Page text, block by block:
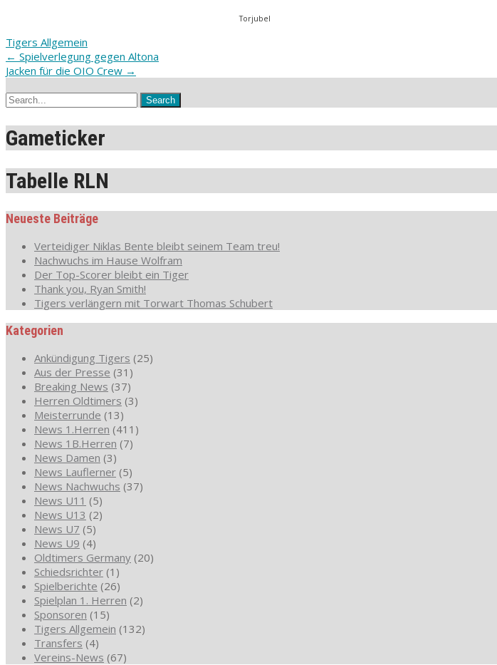
Torjubel
Tigers Allgemein
Post
navigation
← Spielverlegung gegen Altona
Jacken für die OIO Crew →
Gameticker
Tabelle RLN
Neueste Beiträge
Verteidiger Niklas Bente bleibt seinem Team treu!
Nachwuchs im Hause Wolfram
Der Top-Scorer bleibt ein Tiger
Thank you, Ryan Smith!
Tigers verlängern mit Torwart Thomas Schubert
Kategorien
Ankündigung Tigers (25)
Aus der Presse (31)
Breaking News (37)
Herren Oldtimers (3)
Meisterrunde (13)
News 1.Herren (411)
News 1B.Herren (7)
News Damen (3)
News Lauflerner (5)
News Nachwuchs (37)
News U11 (5)
News U13 (2)
News U7 (5)
News U9 (4)
Oldtimers Germany (20)
Schiedsrichter (1)
Spielberichte (26)
Spielplan 1. Herren (2)
Sponsoren (15)
Tigers Allgemein (132)
Transfers (4)
Vereins-News (67)